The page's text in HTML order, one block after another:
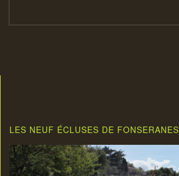
LES NEUF ÉCLUSES DE FONSERANES